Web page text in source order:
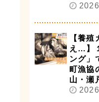
【養
え…】
ング」
町漁協
山・瀬